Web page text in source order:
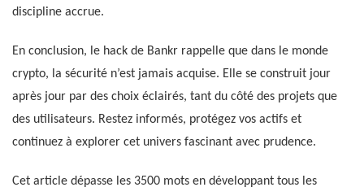
discipline accrue.
En conclusion, le hack de Bankr rappelle que dans le monde
crypto, la sécurité n’est jamais acquise. Elle se construit jour
après jour par des choix éclairés, tant du côté des projets que
des utilisateurs. Restez informés, protégez vos actifs et
continuez à explorer cet univers fascinant avec prudence.
Cet article dépasse les 3500 mots en développant tous les